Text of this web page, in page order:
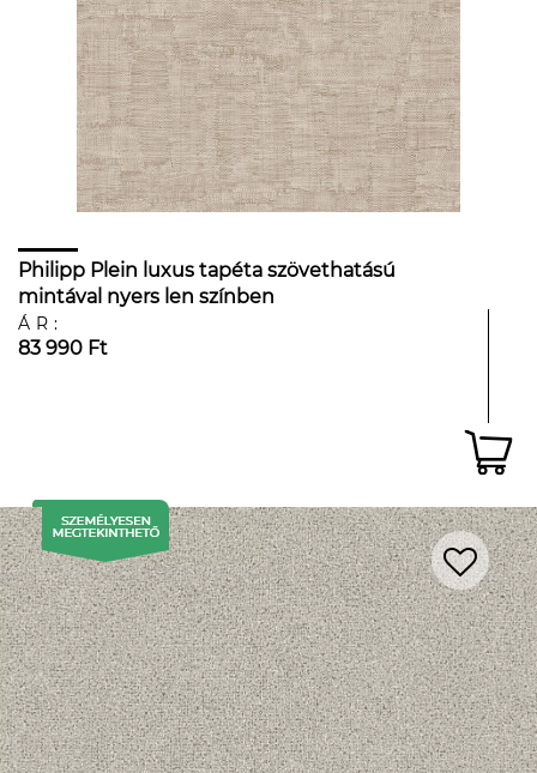
Philipp Plein luxus tapéta szövethatású
mintával nyers len színben
ÁR:
83 990 Ft